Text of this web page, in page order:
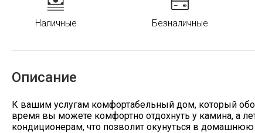
Наличные Безналичные
Описание
К вашим услугам комфортабельный дом, который
время вы можете комфортно отдохнуть у камина, а
кондиционерам, что позволит окунуться в